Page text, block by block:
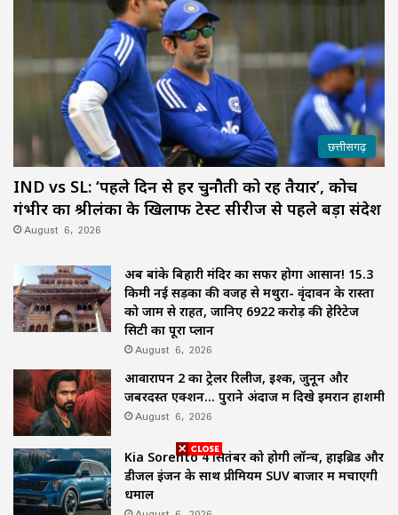
छत्तीसगढ़
IND vs SL: ‘पहले दिन से हर चुनौती को रहें तैयार’, कोच
गंभीर का श्रीलंका के खिलाफ टेस्ट सीरीज से पहले बड़ा संदेश
August 6, 2026
अब बांके बिहारी मंदिर का सफर होगा आसान! 15.3
किमी नई सड़कों की वजह से मथुरा- वृंदावन के रास्तों
को जाम से राहत, जानिए 6922 करोड़ की हेरिटेज
सिटी का पूरा प्लान
August 6, 2026
आवारापन 2 का ट्रेलर रिलीज, इश्क, जुनून और
जबरदस्त एक्शन… पुराने अंदाज में दिखे इमरान हाशमी
August 6, 2026
Kia Sorento 4 सितंबर को होगी लॉन्च, हाइब्रिड और
डीजल इंजन के साथ प्रीमियम SUV बाजार में मचाएगी
धमाल